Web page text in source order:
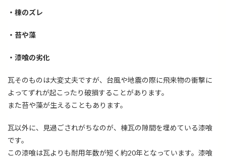
・棟のズレ
・苔や藻
・漆喰の劣化
瓦そのものは大変丈夫ですが、台風や地震の際に飛来物の衝撃に
よってずれが起こったり破損することがあります。
また苔や藻が生えることもあります。
瓦以外に、見過ごされがちなのが、棟瓦の隙間を埋めている漆喰
です。
この漆喰は瓦よりも耐用年数が短く約20年となっています。漆喰